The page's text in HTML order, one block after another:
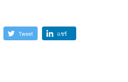
Tweet แชร์